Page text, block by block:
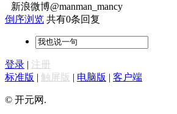
新浪微博@manman_mancy
倒序浏览 共有0条回复
登录 | 注册
标准版 | 触屏版 | 电脑版 | 客户端
© 开元网.